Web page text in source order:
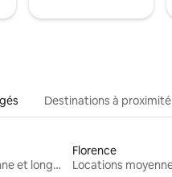
Destinations à proximité
Locations moyenne et longue durée
Florence